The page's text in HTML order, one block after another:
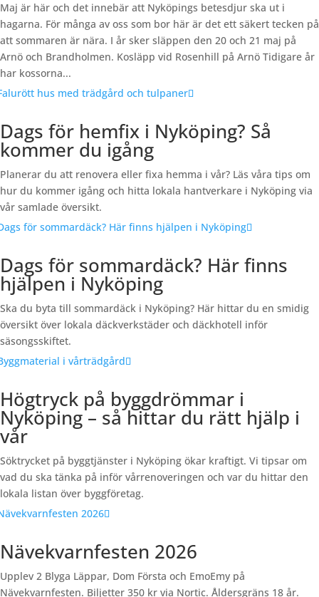
Maj är här och det innebär att Nyköpings betesdjur ska ut i
hagarna. För många av oss som bor här är det ett säkert tecken på
att sommaren är nära. I år sker släppen den 20 och 21 maj på
Arnö och Brandholmen. Kosläpp vid Rosenhill på Arnö Tidigare år
har kossorna...
Dags för hemfix i Nyköping? Så
kommer du igång
Planerar du att renovera eller fixa hemma i vår? Läs våra tips om
hur du kommer igång och hitta lokala hantverkare i Nyköping via
vår samlade översikt.
Dags för sommardäck? Här finns
hjälpen i Nyköping
Ska du byta till sommardäck i Nyköping? Här hittar du en smidig
översikt över lokala däckverkstäder och däckhotell inför
säsongsskiftet.
Högtryck på byggdrömmar i
Nyköping – så hittar du rätt hjälp i
vår
Söktrycket på byggtjänster i Nyköping ökar kraftigt. Vi tipsar om
vad du ska tänka på inför vårrenoveringen och var du hittar den
lokala listan över byggföretag.
Nävekvarnfesten 2026
Upplev 2 Blyga Läppar, Dom Första och EmoEmy på
Nävekvarnfesten. Biljetter 350 kr via Nortic. Åldersgräns 18 år.